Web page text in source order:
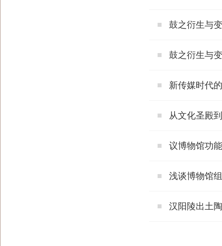
鼓之衍生与
鼓之衍生与
新传媒时代
从文化圣殿
议博物馆功
浅谈博物馆
汉阳陵出土